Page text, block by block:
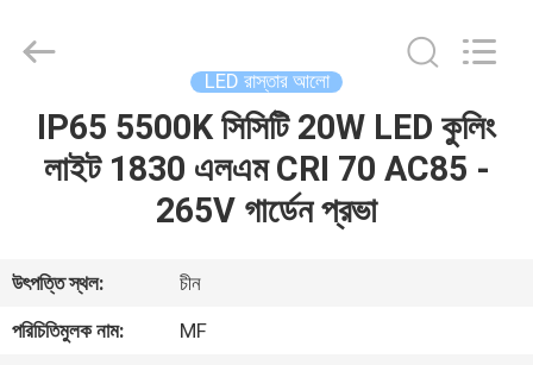
বাড়ি
ভিডিও
Lighting
Co.,Ltd..
Reserved.
LED রাস্তার আলো
IP65 5500K সিসিটি 20W LED কুলিং
লাইট 1830 এলএম CRI 70 AC85 -
265V গার্ডেন প্রভা
উৎপত্তি স্থল:
চীন
পরিচিতিমুলক নাম:
MF